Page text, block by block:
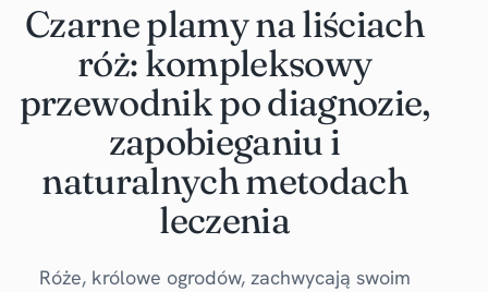
Czarne plamy na liściach
róż: kompleksowy
przewodnik po diagnozie,
zapobieganiu i
naturalnych metodach
leczenia
Róże, królowe ogrodów, zachwycają swoim